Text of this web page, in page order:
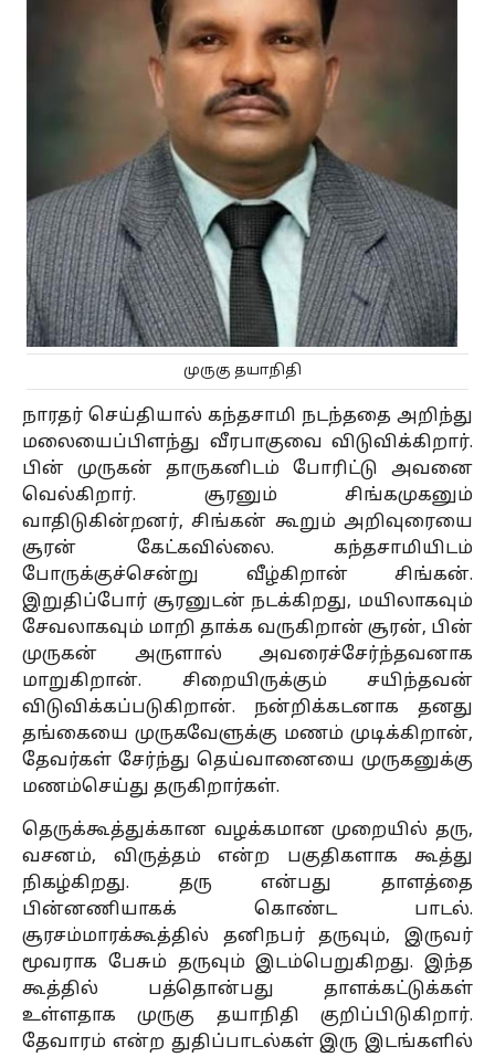
முருகு தயாநிதி
நாரதர் செய்தியால் கந்தசாமி நடந்ததை அறிந்து
மலையைப்பிளந்து வீரபாகுவை விடுவிக்கிறார்.
பின் முருகன் தாருகனிடம் போரிட்டு அவனை
வெல்கிறார். சூரனும் சிங்கமுகனும்
வாதிடுகின்றனர், சிங்கன் கூறும் அறிவுரையை
சூரன் கேட்கவில்லை. கந்தசாமியிடம்
போருக்குச்சென்று வீழ்கிறான் சிங்கன்.
இறுதிப்போர் சூரனுடன் நடக்கிறது, மயிலாகவும்
சேவலாகவும் மாறி தாக்க வருகிறான் சூரன், பின்
முருகன் அருளால் அவரைச்சேர்ந்தவனாக
மாறுகிறான். சிறையிருக்கும் சயிந்தவன்
விடுவிக்கப்படுகிறான். நன்றிக்கடனாக தனது
தங்கையை முருகவேளுக்கு மணம் முடிக்கிறான்,
தேவர்கள் சேர்ந்து தெய்வானையை முருகனுக்கு
மணம்செய்து தருகிறார்கள்.
தெருக்கூத்துக்கான வழக்கமான முறையில் தரு,
வசனம், விருத்தம் என்ற பகுதிகளாக கூத்து
நிகழ்கிறது. தரு என்பது தாளத்தை
பின்னணியாகக் கொண்ட பாடல்.
சூரசம்மாரக்கூத்தில் தனிநபர் தருவும், இருவர்
மூவராக பேசும் தருவும் இடம்பெறுகிறது. இந்த
கூத்தில் பத்தொன்பது தாளக்கட்டுக்கள்
உள்ளதாக முருகு தயாநிதி குறிப்பிடுகிறார்.
தேவாரம் என்ற துதிப்பாடல்கள் இரு இடங்களில்